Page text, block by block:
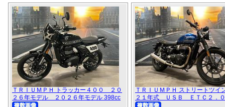
ＴＲＩＵＭＰＨ トラッカー４００ ２０
２６年モデル ２０２６年モデル 398cc
ＴＲＩＵＭＰＨ ストリートツ
２１年式 ＵＳＢ ＥＴＣ２．